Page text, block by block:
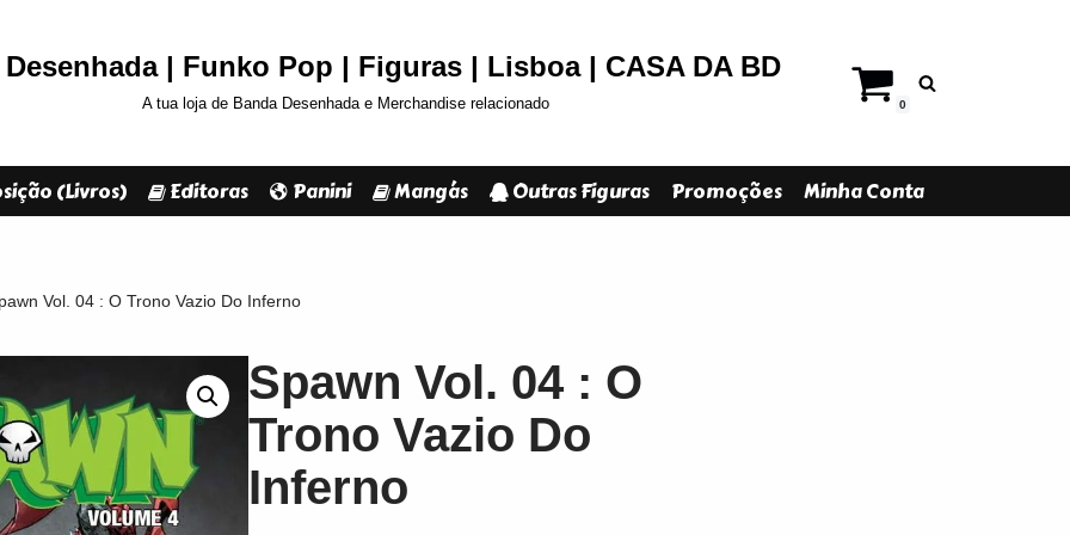
| Funko Pop | Figuras | Lisboa | CASA DA BD
A tua loja de Banda Desenhada e Merchandise relacionado 0
(Livros) Editoras Panini Mangás Outras Figuras Promoções Minha Conta
Vol. 04 : O Trono Vazio Do Inferno
Spawn Vol. 04 : O
Trono Vazio Do
Inferno